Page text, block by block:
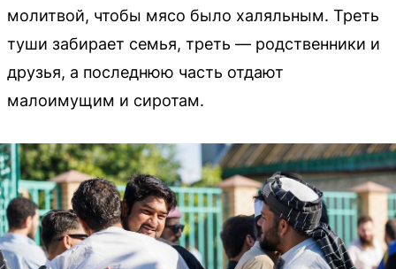
молитвой, чтобы мясо было халяльным. Треть
туши забирает семья, треть — родственники и
друзья, а последнюю часть отдают
малоимущим и сиротам.